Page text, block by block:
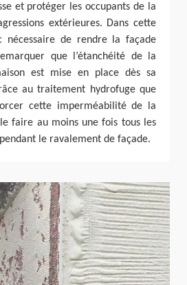
et protéger les occupants de la
extérieures. Dans cette
nécessaire de rendre la façade
que l’étanchéité de la
est mise en place dès sa
au traitement hydrofuge que
cette imperméabilité de la
faire au moins une fois tous les
le ravalement de façade.